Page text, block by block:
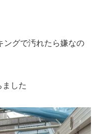
ングで汚れたら嫌なの
した